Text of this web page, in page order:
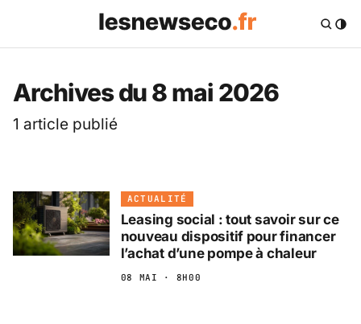
Les News Eco .fr —
Archives du 8 mai 2026
1 article publié
ACTUALITÉ
Leasing social : tout savoir sur ce
nouveau dispositif pour financer
l’achat d’une pompe à chaleur
08 MAI · 8H00